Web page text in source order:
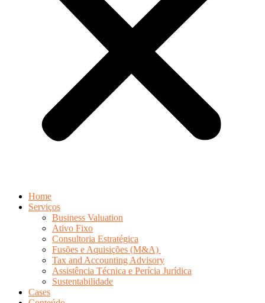
Home
Serviços
Business Valuation
Ativo Fixo
Consultoria Estratégica
Fusões e Aquisições (M&A)
Tax and Accounting Advisory
Assistência Técnica e Perícia Jurídica
Sustentabilidade
Cases